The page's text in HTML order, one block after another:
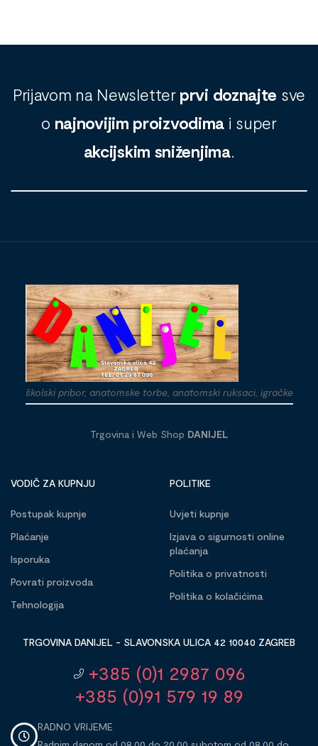
Prijavom na Newsletter prvi doznajte sve
o najnovijim proizvodima i super
akcijskim sniženjima.
školski pribor, anatomske torbe, anatomski ruksaci, igračke
Trgovina i Web Shop DANIJEL
VODIČ ZA KUPNJU
Postupak kupnje
Plaćanje
Isporuka
Povrati proizvoda
Tehnologija
POLITIKE
Uvjeti kupnje
Izjava o sigurnosti online
plaćanja
Politika o privatnosti
Politika o kolačićima
TRGOVINA DANIJEL - SLAVONSKA ULICA 42 10040 ZAGREB
+385 (0)1 2987 096
+385 (0)91 579 19 89
RADNO VRIJEME